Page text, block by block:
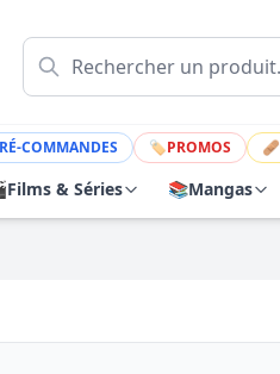
COMMANDES 🏷PROMOS 🩹
Films & Séries 📚Mangas